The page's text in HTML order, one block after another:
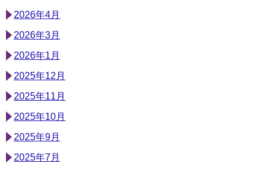
2026年4月
2026年3月
2026年1月
2025年12月
2025年11月
2025年10月
2025年9月
2025年7月